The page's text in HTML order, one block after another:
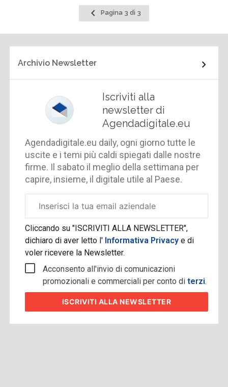
Pagina
precedente
Pagina 3 di 3
Archivio Newsletter
Iscriviti alla
newsletter di
Agendadigitale.eu
Agendadigitale.eu daily, ogni giorno tutte le
uscite e i temi più caldi spiegati dalle nostre
firme. Il sabato il meglio della settimana per
capire, insieme, il digitale utile al Paese.
aziendale
Cliccando su "ISCRIVITI ALLA NEWSLETTER",
dichiaro di aver letto l' Informativa Privacye di
voler ricevere la Newsletter.
Acconsento all'invio di comunicazioni
promozionali e commerciali per conto diterzi.
ISCRIVITI ALLA NEWSLETTER